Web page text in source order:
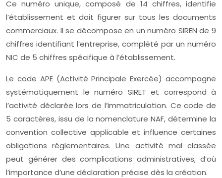
Ce numéro unique, composé de 14 chiffres, identifie
l’établissement et doit figurer sur tous les documents
commerciaux. Il se décompose en un numéro SIREN de 9
chiffres identifiant l’entreprise, complété par un numéro
NIC de 5 chiffres spécifique à l’établissement.
Le code APE (Activité Principale Exercée) accompagne
systématiquement le numéro SIRET et correspond à
l’activité déclarée lors de l’immatriculation. Ce code de
5 caractères, issu de la nomenclature NAF, détermine la
convention collective applicable et influence certaines
obligations réglementaires. Une activité mal classée
peut générer des complications administratives, d’où
l’importance d’une déclaration précise dès la création.